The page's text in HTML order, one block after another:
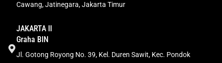
Cawang, Jatinegara, Jakarta Timur
JAKARTA II
Graha BIN
Jl. Gotong Royong No. 39, Kel. Duren Sawit, Kec. Pondok